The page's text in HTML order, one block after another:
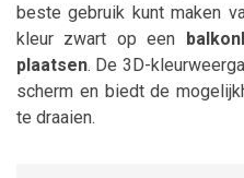
beste gebruik kunt maken
kleur zwart op een
plaatsen. De 3D-
scherm en biedt de
te draaien.